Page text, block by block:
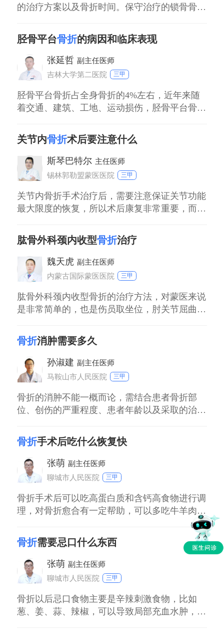
的治疗方案以及骨折时间。保守治疗的锁骨骨折
为至少需要三角巾悬吊1个半月，1个半月之后复
查X线，才能确定骨折愈合程度，确定是否能够
做肩关节的功能锻炼。做锁骨骨折切开复位内固
定的患者，可以早期做肩关节功能锻炼。但是，
在关
胫骨平台骨折的病因和临床表现
张延哲 副主任医师
吉林大学第二医院
三甲
胫骨平台骨折占全身骨折的4%左右，近年来随
着交通、建筑、工地、运动损伤，胫骨平台骨折
往往会引起比较严重的胫骨平台骨折，还会合并
其他并发症出现。运动损伤也会导致患者出现此
类症状，滑雪在没经过专业训练和指导的情况
下，摔倒之后特别容易发生胫骨平台骨折，因为
滑雪的雪板和雪靴可以保护踝关节，但会把胫骨
近端和
关节内骨折术后要注意什么
斯琴巴特尔 主任医师
锡林郭勒盟蒙医医院
三甲
关节内骨折手术治疗后，需要注意保证关节功能
最大限度的恢复，所以术后康复非常重要，而保
或者髋关节患者，做完手术以后坐不下去，也不
能蹲下去，则会对生活质量影响非常大。所以关
节内骨折手术后，一定要注意关节的功能恢复。
肱骨外科颈内收型骨折治疗
魏天虎 副主任医师
内蒙古国际蒙医医院
三甲
肱骨外科颈内收型骨折的治疗方法，对蒙医来说
是非常简单的，也是伤员取坐位，肘关节屈曲，
脱位一样，腋下向上提拉，另一助手，用两手紧
握伤肢的肘部、腕部或沿肱骨走向远端内收拔
伸，将骨折端的移位重叠拉开。与此同时术者站
在伤者的后侧，用两手拇指将骨折近端向内，剩
下四个手指包住远端向外拉。此时握住近端的助
手，一
骨折消肿需要多久
孙淑建 副主任医师
马鞍山市人民医院
三甲
骨折的消肿不能一概而论，需结合患者骨折部
位、创伤的严重程度、患者年龄以及采取的治疗
周时间。在一到两周内，骨折处肿胀可明显减
轻，但不是完全的消肿，而完全消肿需三个月到
半年的时间。即使骨折完全愈合后，由于下肢静
脉回流受到破坏，在患肢下垂时仍然可能发生肿
胀的表现，其下肢静脉回流重建需半年左右。因
此，严重
骨折手术后吃什么恢复快
张萌 副主任医师
聊城市人民医院
三甲
骨折手术后可以吃高蛋白质和含钙高食物进行调
理，对骨折愈合有一定帮助，可以多吃牛羊肉、
鸡蛋、牛奶，平时多吃新鲜水果、蔬菜，补充维
生素，有利于增强个人体质。由于饮食只是起到
辅助性治疗作用，骨折手术恢复还是依靠早期复
位和固定以及康复锻炼。
骨折需要忌口什么东西
张萌 副主任医师
聊城市人民医院
三甲
骨折以后忌口食物主要是辛辣刺激食物，比如
葱、姜、蒜、辣椒，可以导致局部充血水肿，影